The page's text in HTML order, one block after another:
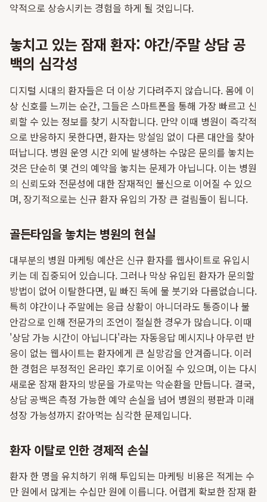
약적으로 상승시키는 경험을 하게 될 것입니다.
놓치고 있는 잠재 환자: 야간/주말 상담 공
백의 심각성
디지털 시대의 환자들은 더 이상 기다려주지 않습니다. 몸에 이
상 신호를 느끼는 순간, 그들은 스마트폰을 통해 가장 빠르고 신
뢰할 수 있는 정보를 찾기 시작합니다. 만약 이때 병원이 즉각적
으로 반응하지 못한다면, 환자는 망설임 없이 다른 대안을 찾아
떠납니다. 병원 운영 시간 외에 발생하는 수많은 문의를 놓치는
것은 단순히 몇 건의 예약을 놓치는 문제가 아닙니다. 이는 병원
의 신뢰도와 전문성에 대한 잠재적인 불신으로 이어질 수 있으
며, 장기적으로는 신규 환자 유입의 가장 큰 걸림돌이 됩니다.
골든타임을 놓치는 병원의 현실
대부분의 병원 마케팅 예산은 신규 환자를 웹사이트로 유입시
키는 데 집중되어 있습니다. 그러나 막상 유입된 환자가 문의할
방법이 없어 이탈한다면, 밑 빠진 독에 물 붓기와 다름없습니다.
특히 야간이나 주말에는 응급 상황이 아니더라도 통증이나 불
안감으로 인해 전문가의 조언이 절실한 경우가 많습니다. 이때
'상담 가능 시간이 아닙니다'라는 자동응답 메시지나 아무런 반
응이 없는 웹사이트는 환자에게 큰 실망감을 안겨줍니다. 이러
한 경험은 부정적인 온라인 후기로 이어질 수 있으며, 이는 다시
새로운 잠재 환자의 방문을 가로막는 악순환을 만듭니다. 결국,
상담 공백은 측정 가능한 예약 손실을 넘어 병원의 평판과 미래
성장 가능성까지 갉아먹는 심각한 문제입니다.
환자 이탈로 인한 경제적 손실
환자 한 명을 유치하기 위해 투입되는 마케팅 비용은 적게는 수
만 원에서 많게는 수십만 원에 이릅니다. 어렵게 확보한 잠재 환